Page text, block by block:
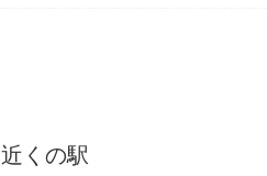
近くの駅